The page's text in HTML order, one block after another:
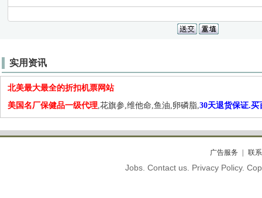
实用资讯
北美最大最全的折扣机票网站
美国名厂保健品一级代理,花旗参,维他命,鱼油,卵磷脂,30天退货保证.买
广告服务 联
Jobs. Contact us. Privacy Policy.